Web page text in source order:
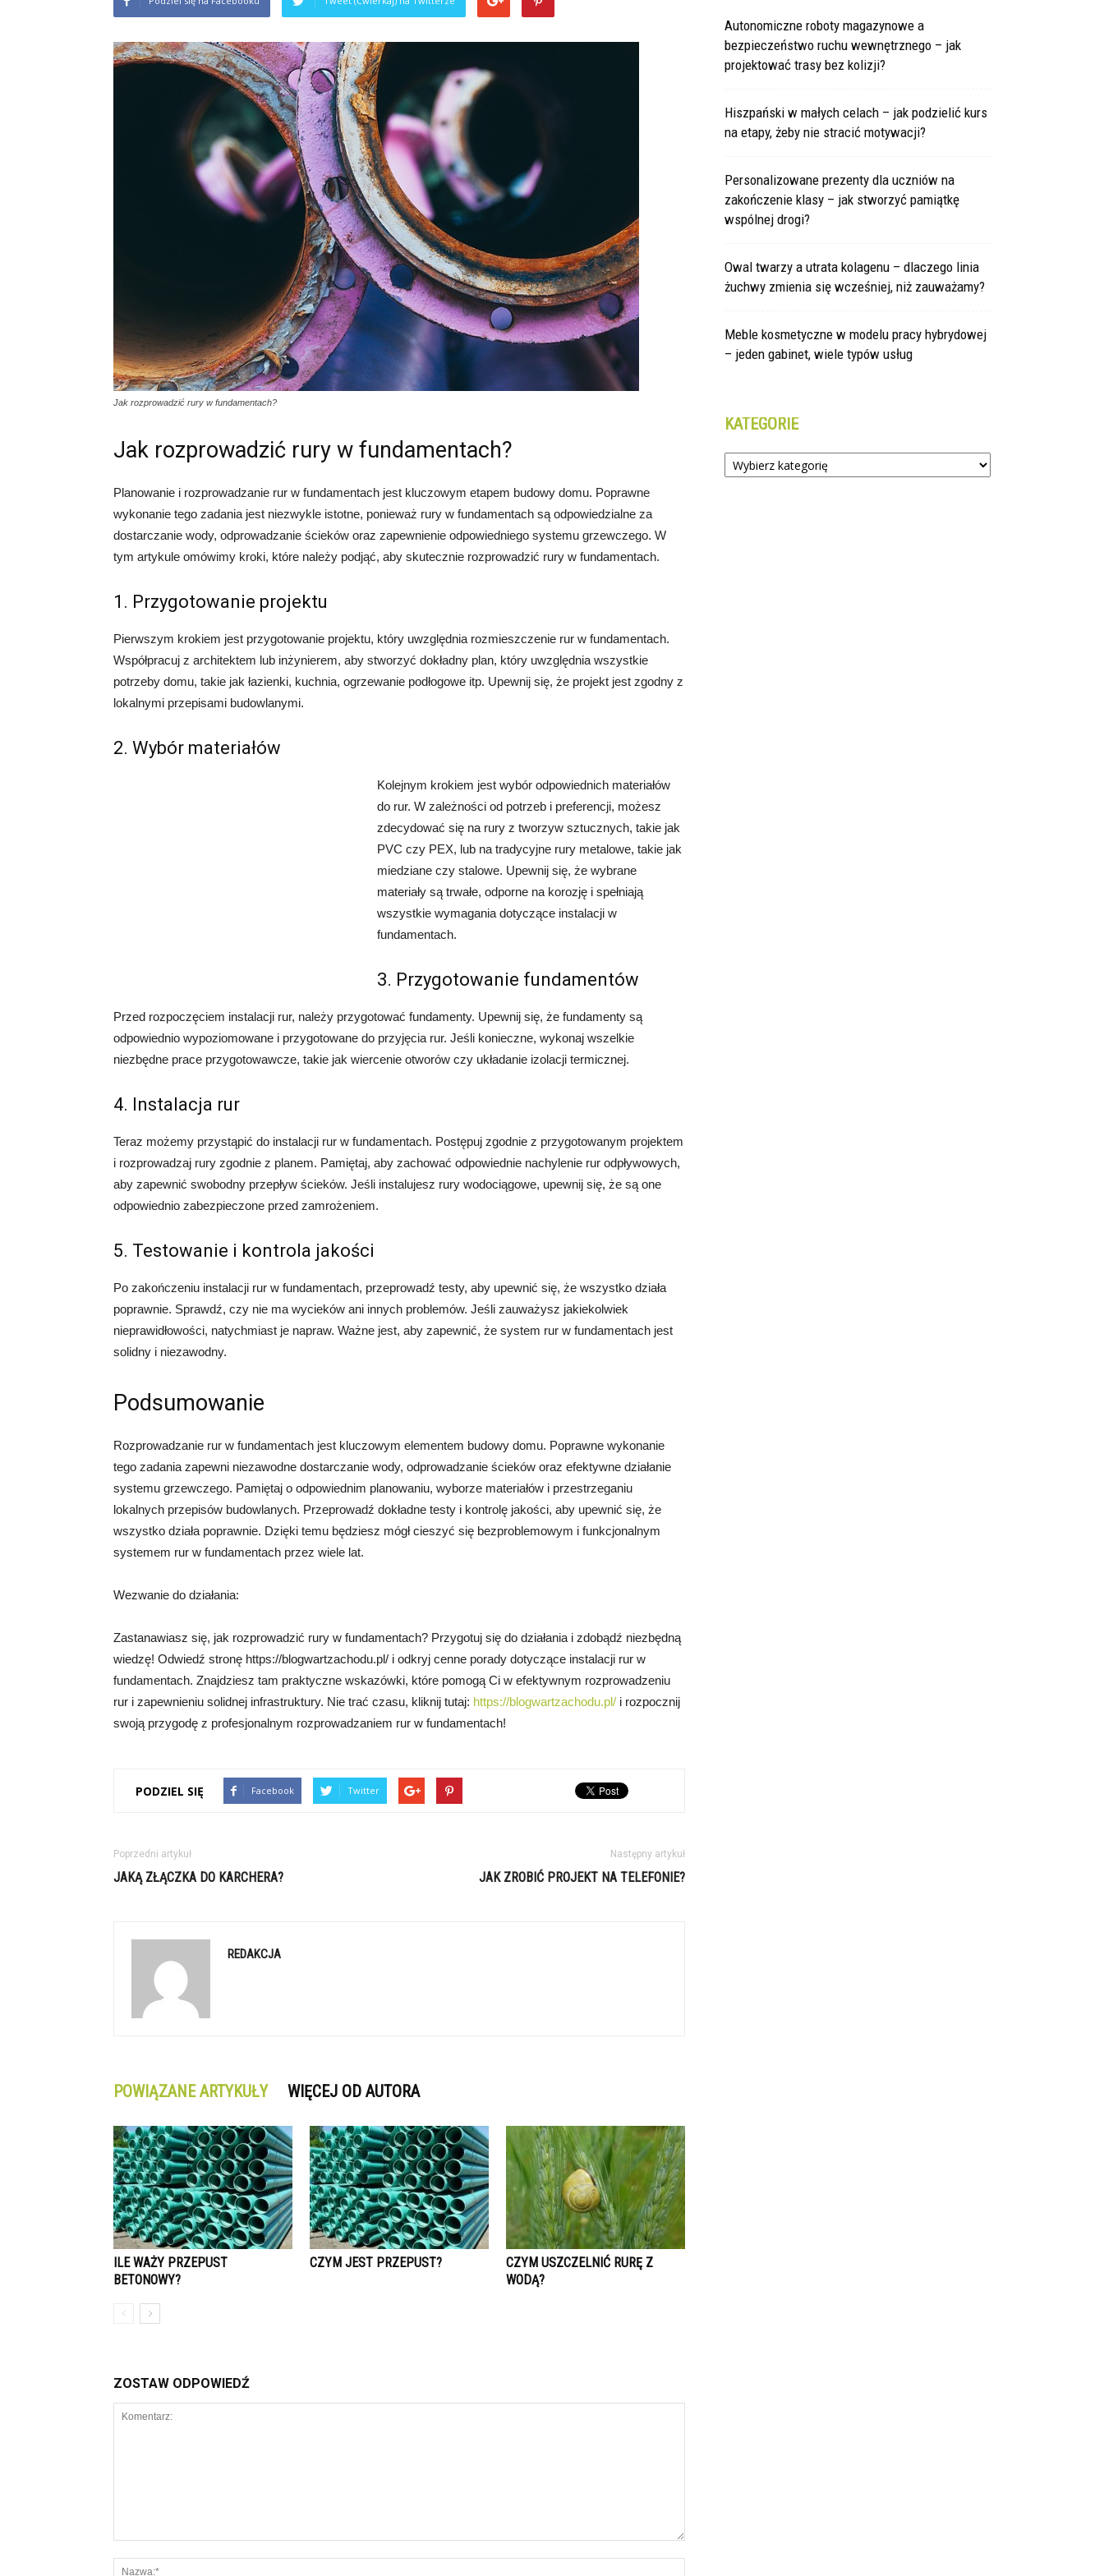
Jak rozprowadzić rury w fundamentach?
Jak rozprowadzić rury w fundamentach?
Planowanie i rozprowadzanie rur w fundamentach jest kluczowym etapem budowy domu. Poprawne
wykonanie tego zadania jest niezwykle istotne, ponieważ rury w fundamentach są odpowiedzialne za
dostarczanie wody, odprowadzanie ścieków oraz zapewnienie odpowiedniego systemu grzewczego. W
tym artykule omówimy kroki, które należy podjąć, aby skutecznie rozprowadzić rury w fundamentach.
1. Przygotowanie projektu
Pierwszym krokiem jest przygotowanie projektu, który uwzględnia rozmieszczenie rur w fundamentach.
Współpracuj z architektem lub inżynierem, aby stworzyć dokładny plan, który uwzględnia wszystkie
potrzeby domu, takie jak łazienki, kuchnia, ogrzewanie podłogowe itp. Upewnij się, że projekt jest zgodny z
lokalnymi przepisami budowlanymi.
2. Wybór materiałów
Kolejnym krokiem jest wybór odpowiednich materiałów
do rur. W zależności od potrzeb i preferencji, możesz
zdecydować się na rury z tworzyw sztucznych, takie jak
PVC czy PEX, lub na tradycyjne rury metalowe, takie jak
miedziane czy stalowe. Upewnij się, że wybrane
materiały są trwałe, odporne na korozję i spełniają
wszystkie wymagania dotyczące instalacji w
fundamentach.
3. Przygotowanie fundamentów
Przed rozpoczęciem instalacji rur, należy przygotować fundamenty. Upewnij się, że fundamenty są
odpowiednio wypoziomowane i przygotowane do przyjęcia rur. Jeśli konieczne, wykonaj wszelkie
niezbędne prace przygotowawcze, takie jak wiercenie otworów czy układanie izolacji termicznej.
4. Instalacja rur
Teraz możemy przystąpić do instalacji rur w fundamentach. Postępuj zgodnie z przygotowanym projektem
i rozprowadzaj rury zgodnie z planem. Pamiętaj, aby zachować odpowiednie nachylenie rur odpływowych,
aby zapewnić swobodny przepływ ścieków. Jeśli instalujesz rury wodociągowe, upewnij się, że są one
odpowiednio zabezpieczone przed zamrożeniem.
5. Testowanie i kontrola jakości
Po zakończeniu instalacji rur w fundamentach, przeprowadź testy, aby upewnić się, że wszystko działa
poprawnie. Sprawdź, czy nie ma wycieków ani innych problemów. Jeśli zauważysz jakiekolwiek
nieprawidłowości, natychmiast je napraw. Ważne jest, aby zapewnić, że system rur w fundamentach jest
solidny i niezawodny.
Podsumowanie
Rozprowadzanie rur w fundamentach jest kluczowym elementem budowy domu. Poprawne wykonanie
tego zadania zapewni niezawodne dostarczanie wody, odprowadzanie ścieków oraz efektywne działanie
systemu grzewczego. Pamiętaj o odpowiednim planowaniu, wyborze materiałów i przestrzeganiu
lokalnych przepisów budowlanych. Przeprowadź dokładne testy i kontrolę jakości, aby upewnić się, że
wszystko działa poprawnie. Dzięki temu będziesz mógł cieszyć się bezproblemowym i funkcjonalnym
systemem rur w fundamentach przez wiele lat.
Wezwanie do działania:
Zastanawiasz się, jak rozprowadzić rury w fundamentach? Przygotuj się do działania i zdobądź niezbędną
wiedzę! Odwiedź stronę https://blogwartzachodu.pl/ i odkryj cenne porady dotyczące instalacji rur w
fundamentach. Znajdziesz tam praktyczne wskazówki, które pomogą Ci w efektywnym rozprowadzeniu
rur i zapewnieniu solidnej infrastruktury. Nie trać czasu, kliknij tutaj: https://blogwartzachodu.pl/ i rozpocznij
swoją przygodę z profesjonalnym rozprowadzaniem rur w fundamentach!
PODZIEL SIĘ Facebook Twitter
Poprzedni artykuł
JAKĄ ZŁĄCZKA DO KARCHERA?
Następny artykuł
JAK ZROBIĆ PROJEKT NA TELEFONIE?
REDAKCJA
POWIĄZANE ARTYKUŁY WIĘCEJ OD AUTORA
ILE WAŻY PRZEPUST
BETONOWY?
CZYM JEST PRZEPUST?
CZYM USZCZELNIĆ RURĘ Z
WODĄ?
ZOSTAW ODPOWIEDŹ
Autonomiczne roboty magazynowe a
bezpieczeństwo ruchu wewnętrznego – jak
projektować trasy bez kolizji?
Hiszpański w małych celach – jak podzielić kurs
na etapy, żeby nie stracić motywacji?
Personalizowane prezenty dla uczniów na
zakończenie klasy – jak stworzyć pamiątkę
wspólnej drogi?
Owal twarzy a utrata kolagenu – dlaczego linia
żuchwy zmienia się wcześniej, niż zauważamy?
Meble kosmetyczne w modelu pracy hybrydowej
– jeden gabinet, wiele typów usług
KATEGORIE
Kategorie